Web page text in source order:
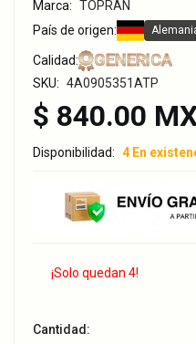
Marca: TOPRAN
País de origen:
Calidad: GENERICA
SKU: 4A0905351ATP
$ 840.00
Disponibilidad: 4 En
¡Solo quedan 4!
Cantidad: